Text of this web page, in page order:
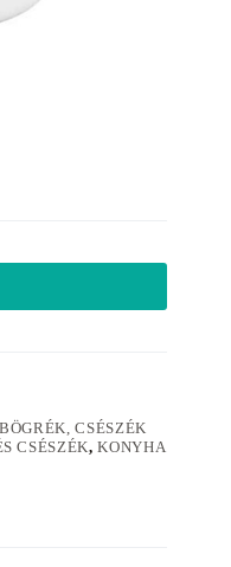
BÖGRÉK, CSÉSZÉK
CSÉSZÉK,KONYHA